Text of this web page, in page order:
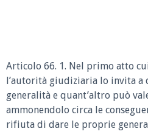
Articolo 66. 1. Nel primo atto
l’autorità giudiziaria lo invita
generalità e quant’altro può
ammonendolo circa le
rifiuta di dare le proprie